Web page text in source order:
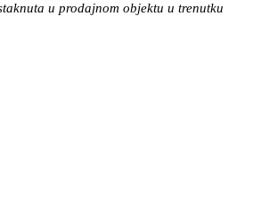
u prodajnom objektu u trenutku